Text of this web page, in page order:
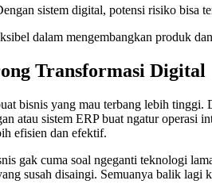
sistem digital, potensi risiko bisa
dalam mengembangkan produk
Transformasi Digital
bisnis yang mau terbang lebih
atau sistem ERP buat ngatur
efisien dan efektif.
gak cuma soal ngeganti teknologi
susah disaingi. Semuanya balik lagi